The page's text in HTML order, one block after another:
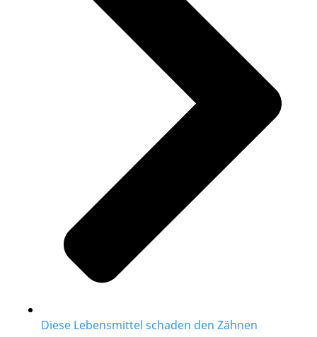
Diese Lebensmittel schaden den Zähnen